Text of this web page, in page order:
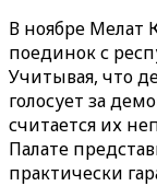
В ноябре Мелат
поединок с
Учитывая, что
голосует за
считается их
Палате
практически